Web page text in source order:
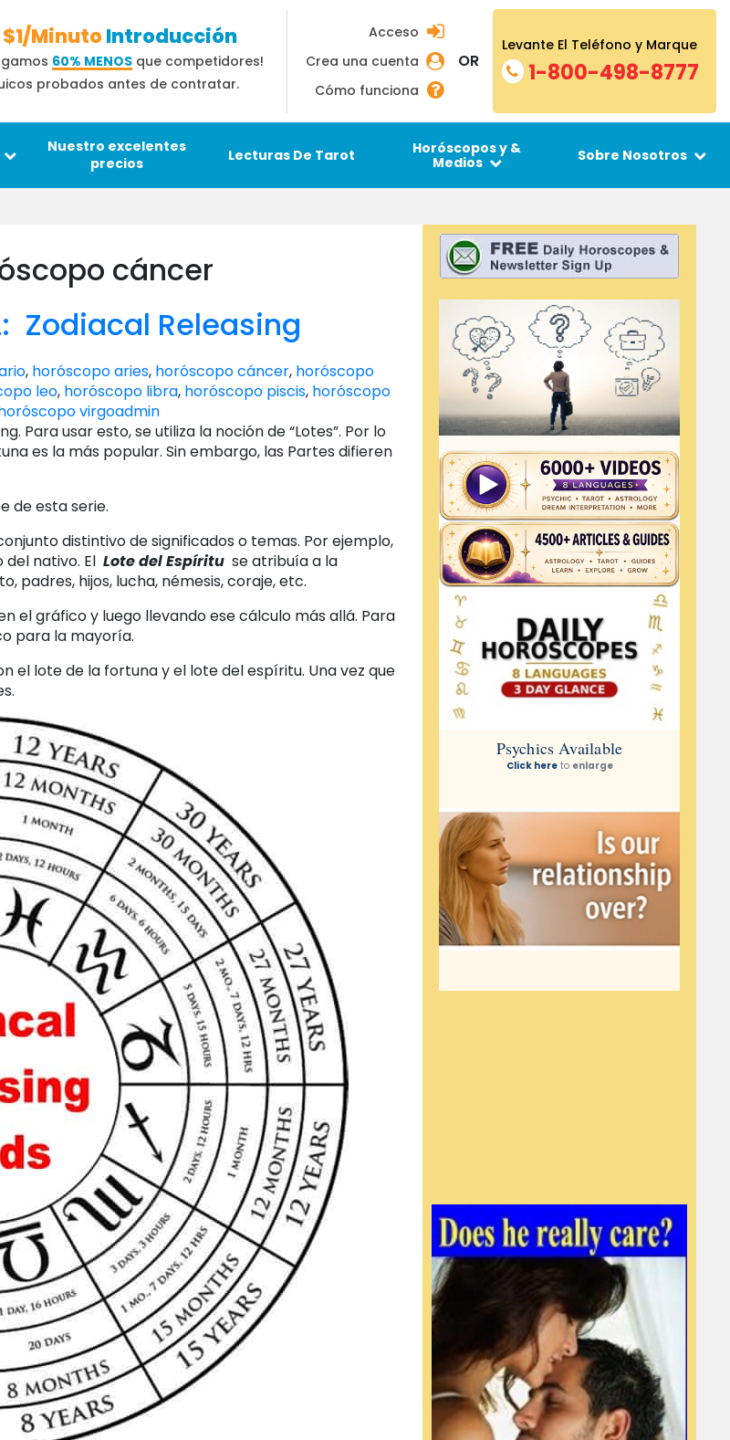
$1/MinutoIntroducción
60% MENOS que competidores!
probados antes de contratar.
Acceso
Crea una cuenta
Cómo funciona
OR
Levante El Teléfono y Marque
1-800-498-8777
Nuestro excelentes
precios
Lecturas De Tarot
Horóscopos y &
Medios
Sobre Nosotros
cáncer
Zodiacal Releasing
, horóscopo aries, horóscopo cáncer, horóscopo
leo, horóscopo libra, horóscopo piscis, horóscopo
virgoadmin
Para usar esto, se utiliza la noción de “Lotes”. Por lo
es la más popular. Sin embargo, las Partes difieren
de esta serie.
distintivo de significados o temas. Por ejemplo,
nativo. El Lote del Espíritu se atribuía a la
padres, hijos, lucha, némesis, coraje, etc.
el gráfico y luego llevando ese cálculo más allá. Para
para la mayoría.
el lote de la fortuna y el lote del espíritu. Una vez que